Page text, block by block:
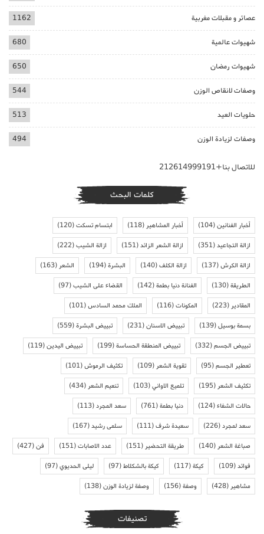
عصائر و مقبلات مغربية 1162
شهيوات عالمية 680
شهيوات رمضان 650
وصفات لانقاص الوزن 544
حلويات العيد 513
وصفات لزيادة الوزن 494
للاتصال بنا+212614999191
كلمات البحث
أخبار الفنانين(104) أخبار المشاهير(118) ابتسام تسكت(120)
ازالة التجاعيد(351) ازالة الشعر الزائد(151) ازالة الشيب(222)
ازالة الكرش(137) ازالة الكلف(140) البشرة(194) الشعر(163)
الطريقة(130) الفنانة دنيا بطمة(142) القضاء على الشيب(97)
المقادير(223) المكونات(116) الملك محمد السادس(101)
بسمة بوسيل(139) تبييض الاسنان(231) تبييض البشرة(559)
تبييض الجسم(332) تبييض المنطقة الحساسة(199) تبييض اليدين(119)
تعطير الجسم(95) تقوية الشعر(109) تكثيف الرموش(101)
تكثيف الشعر(195) تلميع الاواني(103) تنعيم الشعر(434)
حالات الشفاء(124) دنيا بطمة(761) سعد المجرد(113)
سعد لمجرد(226) سعيدة شرف(111) سلمى رشيد(167)
صباغة الشعر(140) طريقة التحضير(151) عدد الاصابات(151) فن(427)
فوائد(109) كيكة(117) كيكة بالشكلاط(97) ليلى الحديوي(97)
مشاهير(428) وصفة(156) وصفة لزيادة الوزن(138)
تصنيفات